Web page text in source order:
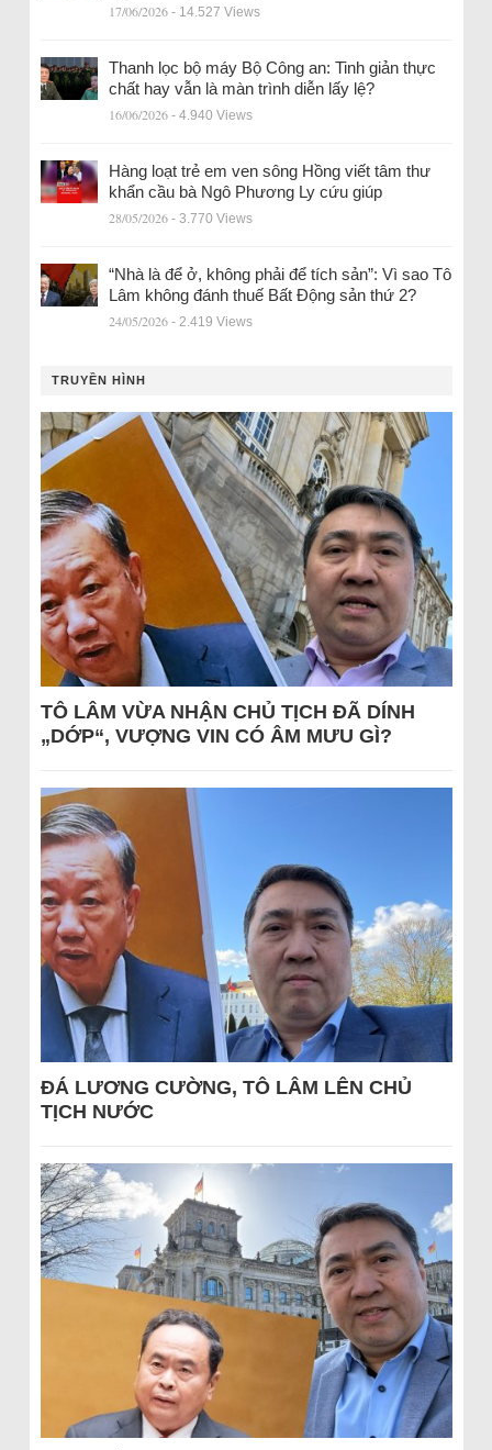
17/06/2026 - 14.527 Views
Thanh lọc bộ máy Bộ Công an: Tinh giản thực
chất hay vẫn là màn trình diễn lấy lệ?
16/06/2026 - 4.940 Views
Hàng loạt trẻ em ven sông Hồng viết tâm thư
khẩn cầu bà Ngô Phương Ly cứu giúp
28/05/2026 - 3.770 Views
“Nhà là để ở, không phải để tích sản”: Vì sao Tô
Lâm không đánh thuế Bất Động sản thứ 2?
24/05/2026 - 2.419 Views
TRUYỀN HÌNH
TÔ LÂM VỪA NHẬN CHỦ TỊCH ĐÃ DÍNH
„DỚP“, VƯỢNG VIN CÓ ÂM MƯU GÌ?
ĐÁ LƯƠNG CƯỜNG, TÔ LÂM LÊN CHỦ
TỊCH NƯỚC